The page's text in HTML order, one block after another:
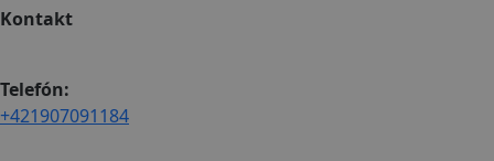
Kontakt
Telefón:
+421907091184